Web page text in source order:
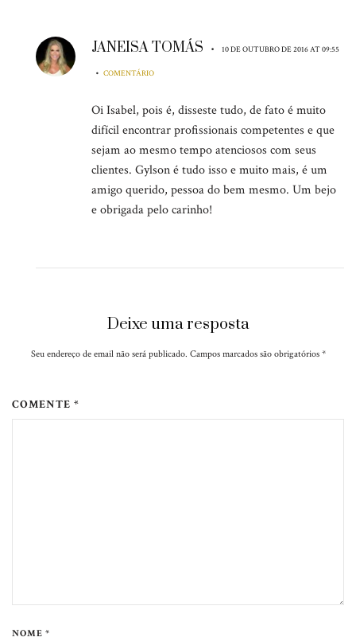
JANEISA TOMÁS • 10 DE OUTUBRO DE 2016 AT 09:55
• COMENTÁRIO
Oi Isabel, pois é, disseste tudo, de fato é muito
difícil encontrar profissionais competentes e que
sejam ao mesmo tempo atenciosos com seus
clientes. Gylson é tudo isso e muito mais, é um
amigo querido, pessoa do bem mesmo. Um bejo
e obrigada pelo carinho!
Deixe uma resposta
Seu endereço de email não será publicado. Campos marcados são obrigatórios *
COMENTE *
NOME *